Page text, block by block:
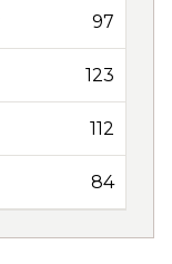
97
123
112
84